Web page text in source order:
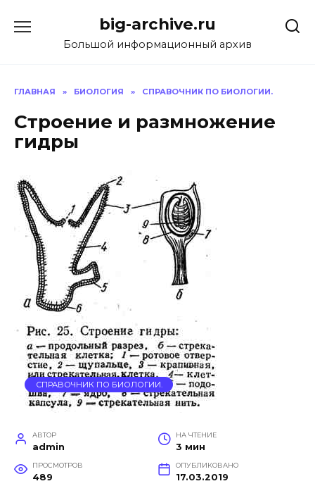
содержанию
big-archive.ru
Большой информационный архив
ГЛАВНАЯ » БИОЛОГИЯ » СПРАВОЧНИК ПО БИОЛОГИИ.
Строение и размножение
гидры
СПРАВОЧНИК ПО БИОЛОГИИ.
АВТОР
admin
НА ЧТЕНИЕ
3 мин
ПРОСМОТРОВ
489
ОПУБЛИКОВАНО
17.03.2019